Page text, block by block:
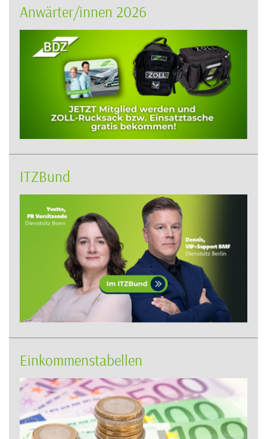
Anwärter/innen 2026
ITZBund
Einkommenstabellen